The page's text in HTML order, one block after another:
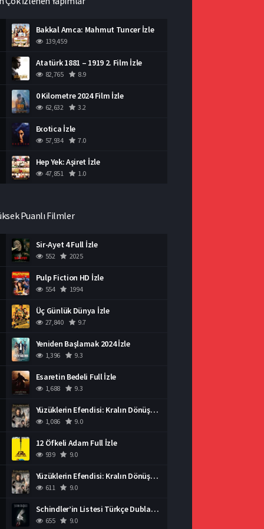
Bakkal Amca: Mahmut Tuncer İzle
139,459
Atatürk 1881 – 1919 2. Film İzle
82,765 8.9
0 Kilometre 2024 Film İzle
62,632 3.2
Exotica İzle
57,934 7.0
Hep Yek: Aşiret İzle
47,851 1.0
Puanlı Filmler
Sir-Ayet 4 Full İzle
552 2025
Pulp Fiction HD İzle
554 1994
Üç Günlük Dünya İzle
27,840 9.7
Yeniden Başlamak 2024 İzle
1,396 9.3
Esaretin Bedeli Full İzle
1,688 9.3
Yüzüklerin Efendisi: Kralın Dönüşü İzle
1,086 9.0
12 Öfkeli Adam Full İzle
939 9.0
Yüzüklerin Efendisi: Kralın Dönüşü İzle
611 9.0
Schindler’in Listesi Türkçe Dublaj İzle
655 9.0